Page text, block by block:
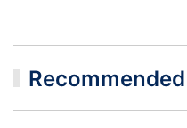
Recommended